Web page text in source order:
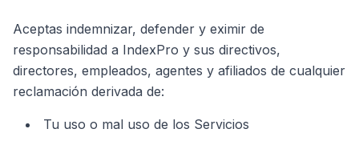
Aceptas indemnizar, defender y eximir de
responsabilidad a IndexPro y sus directivos,
directores, empleados, agentes y afiliados de cualquier
reclamación derivada de:
Tu uso o mal uso de los Servicios